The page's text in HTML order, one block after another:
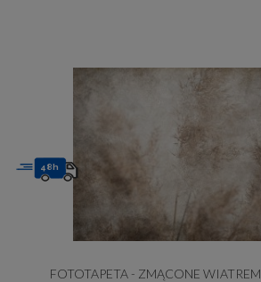
FOTOTAPETA - ZMĄCONE WIATREM
48h